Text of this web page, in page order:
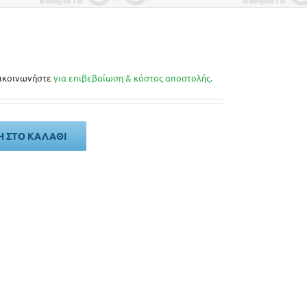
για επιβεβαίωση & κόστος αποστολής.
ΣΤΟ ΚΑΛΆΘΙ